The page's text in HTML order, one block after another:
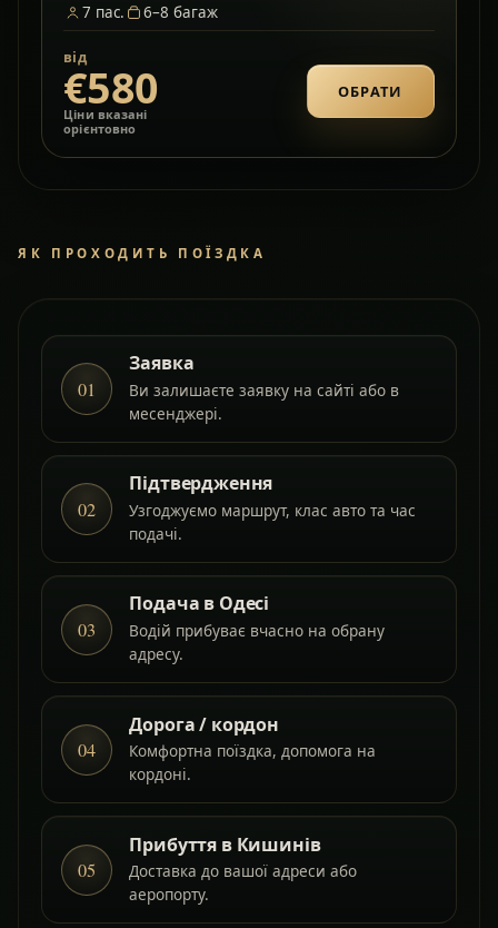
7 пас. 6–8 багаж
від
€580
Ціни вказані
орієнтовно
ОБРАТИ
ЯК ПРОХОДИТЬ ПОЇЗДКА
01
Заявка
Ви залишаєте заявку на сайті або в
месенджері.
02
Підтвердження
Узгоджуємо маршрут, клас авто та час
подачі.
03
Подача в Одесі
Водій прибуває вчасно на обрану
адресу.
04
Дорога / кордон
Комфортна поїздка, допомога на
кордоні.
05
Прибуття в Кишинів
Доставка до вашої адреси або
аеропорту.